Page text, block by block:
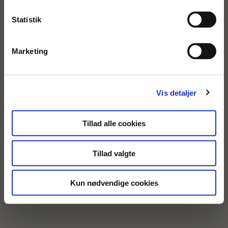
Statistik
Marketing
Vis detaljer
Tillad alle cookies
Tillad valgte
Kun nødvendige cookies